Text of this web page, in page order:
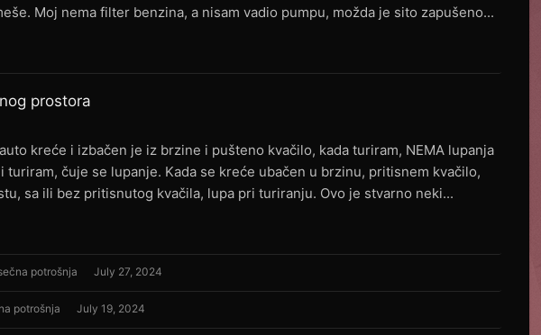
Moj nema filter benzina, a nisam vadio pumpu, možda je sito zapušeno...
prostora
kreće i izbačen je iz brzine i pušteno kvačilo, kada turiram, NEMA lupanja
čuje se lupanje. Kada se kreće ubačen u brzinu, pritisnem kvačilo,
sa ili bez pritisnutog kvačila, lupa pri turiranju. Ovo je stvarno neki...
potrošnja July 27, 2024
potrošnja July 19, 2024